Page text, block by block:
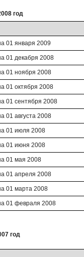
год
01 января 2009
01 декабря 2008
01 ноября 2008
01 октября 2008
01 сентября 2008
01 августа 2008
01 июля 2008
01 июня 2008
01 мая 2008
01 апреля 2008
01 марта 2008
01 февраля 2008
год